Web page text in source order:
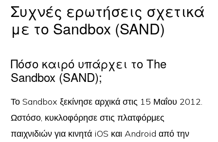
Συχνές ερωτήσεις σχετικά
με το Sandbox (SAND)
Πόσο καιρό υπάρχει το The
Sandbox (SAND);
Το Sandbox ξεκίνησε αρχικά στις 15 Μαΐου 2012.
Ωστόσο, κυκλοφόρησε στις πλατφόρμες
παιχνιδιών για κινητά iOS και Android από την